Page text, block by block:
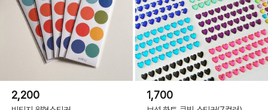
2,200 1,700